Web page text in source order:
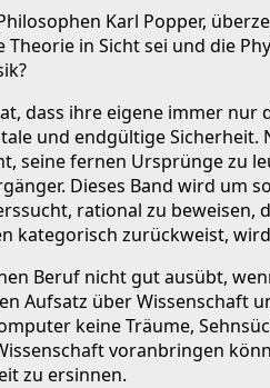
Karl Popper,
in Sicht sei und die
dass ihre eigene immer
und endgültige
seine fernen Ursprünge zu
Dieses Band wird um
rational zu
kategorisch zurückweist,
Beruf nicht gut ausübt,
Aufsatz über Wissenschaft
keine Träume,
voranbringen
zu ersinnen.